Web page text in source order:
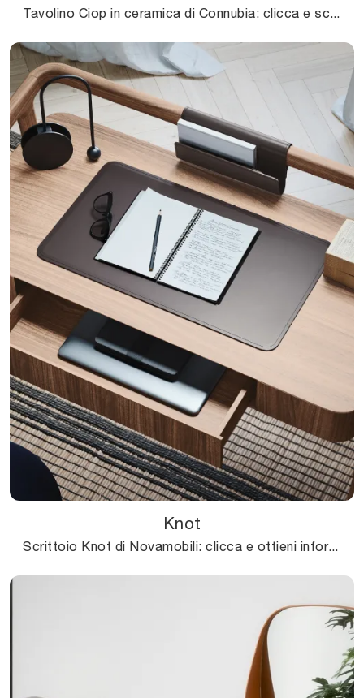
Tavolino Ciop in ceramica di Connubia: clicca e scopri di più sui Complementi e tavolini moderni in ceramica del noto e conosciuto brand!
Knot
Scrittoio Knot di Novamobili: clicca e ottieni informazioni sui Complementi e scrittoi moderni in legno del noto e rinomato marchio!